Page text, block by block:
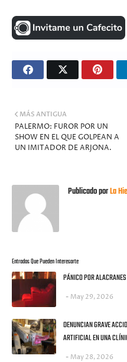
MÁS ANTIGUA
PALERMO: FUROR POR UN
SHOW EN EL QUE GOLPEAN A
UN IMITADOR DE ARJONA.
Publicado porLa
Entradas Que Pueden Interesarte
PÁNICO POR
May 29, 2026
DENUNCIAN GRAVE
ARTIFICIAL EN UNA
May 28, 2026